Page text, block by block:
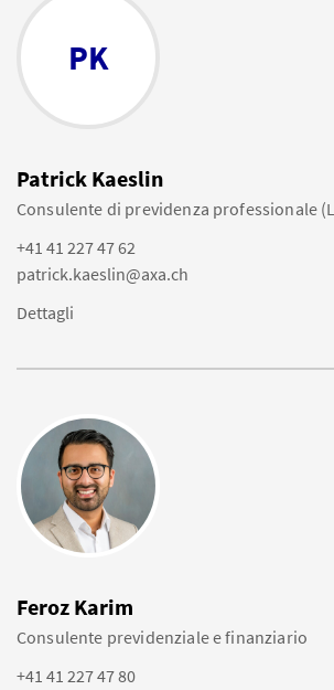
PK
Patrick Kaeslin
Consulente di previdenza professionale
+41 41 227 47 62
patrick.kaeslin@axa.ch
Dettagli
Feroz Karim
Consulente previdenziale e finanziario
+41 41 227 47 80